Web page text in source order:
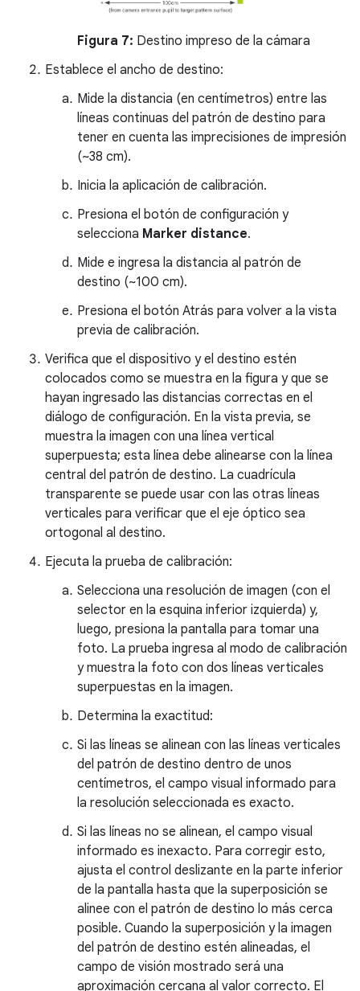
Figura 7: Destino impreso de la cámara
Establece el ancho de destino:
Mide la distancia (en centímetros) entre las
líneas continuas del patrón de destino para
tener en cuenta las imprecisiones de impresión
(~38 cm).
Inicia la aplicación de calibración.
Presiona el botón de configuración y
selecciona Marker distance.
Mide e ingresa la distancia al patrón de
destino (~100 cm).
Presiona el botón Atrás para volver a la vista
previa de calibración.
Verifica que el dispositivo y el destino estén
colocados como se muestra en la figura y que se
hayan ingresado las distancias correctas en el
diálogo de configuración. En la vista previa, se
muestra la imagen con una línea vertical
superpuesta; esta línea debe alinearse con la línea
central del patrón de destino. La cuadrícula
transparente se puede usar con las otras líneas
verticales para verificar que el eje óptico sea
ortogonal al destino.
Ejecuta la prueba de calibración:
Selecciona una resolución de imagen (con el
selector en la esquina inferior izquierda) y,
luego, presiona la pantalla para tomar una
foto. La prueba ingresa al modo de calibración
y muestra la foto con dos líneas verticales
superpuestas en la imagen.
Determina la exactitud:
Si las líneas se alinean con las líneas verticales
del patrón de destino dentro de unos
centímetros, el campo visual informado para
la resolución seleccionada es exacto.
Si las líneas no se alinean, el campo visual
informado es inexacto. Para corregir esto,
ajusta el control deslizante en la parte inferior
de la pantalla hasta que la superposición se
alinee con el patrón de destino lo más cerca
posible. Cuando la superposición y la imagen
del patrón de destino estén alineadas, el
campo de visión mostrado será una
aproximación cercana al valor correcto. El